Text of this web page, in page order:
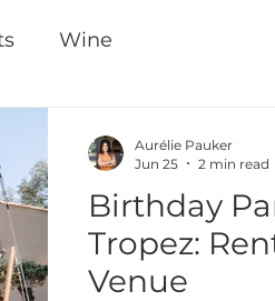
Wine
Birthday
Tropez:
Venue
Aurélie Pauker
Jun 25
2 min read